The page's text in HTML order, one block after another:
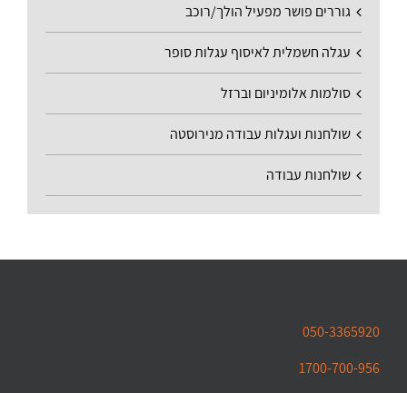
גוררים פושר מפעיל הולך/רוכב
עגלה חשמלית לאיסוף עגלות סופר
סולמות אלומיניום וברזל
שולחנות ועגלות עבודה מנירוסטה
שולחנות עבודה
050-3365920
1700-700-956